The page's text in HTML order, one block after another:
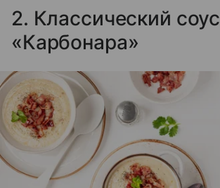
2. Классический соус
«Карбонара»